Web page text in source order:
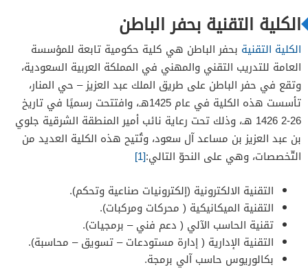
الكلية التقنية بحفر الباطن
الكلية التقنية بحفر الباطن هي كلية حكومية تابعة للمؤسسة
العامة للتدريب التقني والمهني في المملكة العربية السعودية،
وتقع في حفر الباطن على طريق الملك عبد العزيز – حي المنار،
تأسست هذه الكلية في عام 1425هـ، وافتتحت رسميًا في تاريخ
26-2 1426 هـ، وذلك تحت رعاية نائب أمير المنطقة الشرقية جلوي
بن عبد العزيز بن مساعد آل سعود، وتُتيح هذه الكلية العديد من
التّخصصات، وهي على النحوّ التالي:[1]
التقنية الالكترونية (إلكترونيات صناعية وتحكم).
التقنية الميكانيكية ( محركات ومركبات).
تقنية الحاسب الآلي ( دعم فني – برمجيات).
التقنية الإدارية ( إدارة مستودعات – تسويق – محاسبة).
بكالوريوس حاسب آلي برمجة.